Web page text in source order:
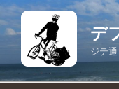
コ
ン
デ
ジテ